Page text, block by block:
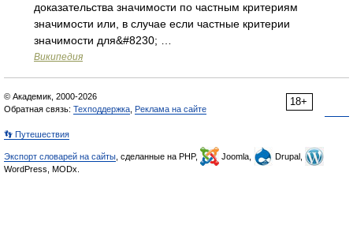
доказательства значимости по частным критериям
значимости или, в случае если частные критерии
значимости для&#8230; …
Википедия
18+
© Академик, 2000-2026
Обратная связь: Техподдержка Реклама на сайте
👣 Путешествия
Экспорт словарей на сайты , сделанные на PHP, Joomla,
Drupal,
WordPress, MODx.